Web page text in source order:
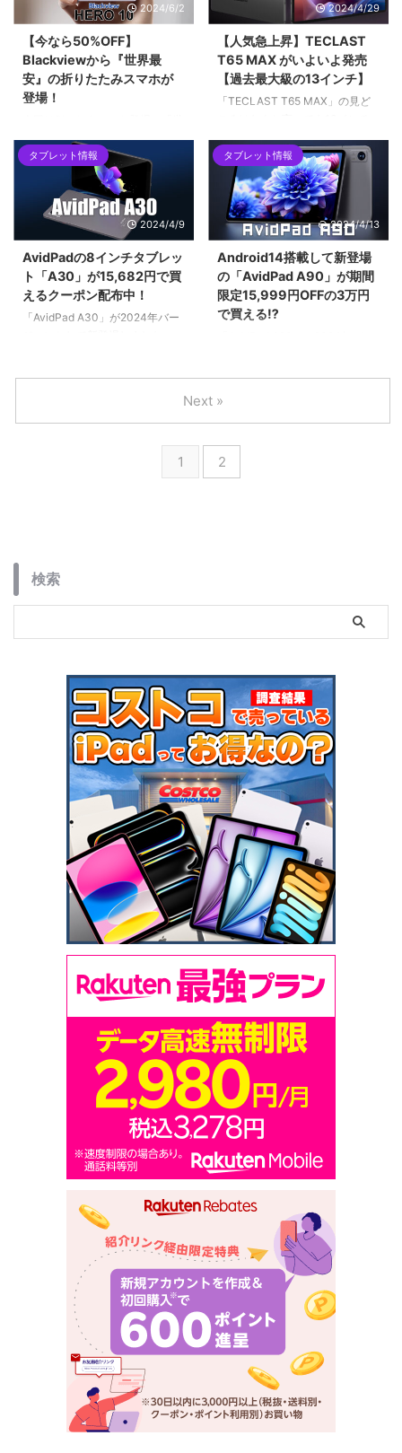
のぐらいPRO化しているのか期待
いっぱいでチェックしてみまし
た。
2024/6/2
【今なら50%OFF】
Blackviewから『世界最
安』の折りたたみスマホが
登場！
界最安の折りたたみスマホ」の
Blackview HERO10 を紹介しま
2024/4/29
【人気急上昇】TECLAST
T65 MAX がいよいよ発売
【過去最大級の13インチ】
「TECLAST T65 MAX」の見ど
対応しており、NetflixもAmazon
Prime Videoも高画質で快適に視
聴できる点です。
タブレット情報
2024/4/9
AvidPadの8インチタブレッ
ト「A30」が15,682円で買
えるクーポン配布中！
「AvidPad A30」が2024年バー
タブレット情報
2024/4/13
Android14搭載して新登場
の「AvidPad A90」が期間
限定15,999円OFFの3万円
で買える⁉
トで増強されています。
1 2
Next »
検索